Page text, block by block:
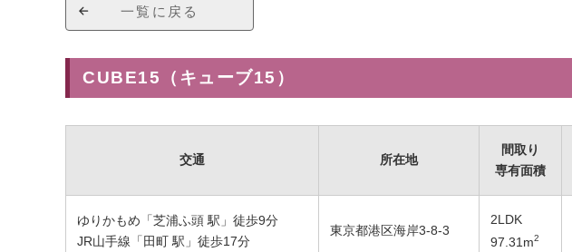
一覧に戻る
CUBE15（キューブ15）
交通 所在地
間取り
専有面積
ゆりかもめ「芝浦ふ頭 駅」徒歩9分
JR山手線「田町 駅」徒歩17分
東京都港区海岸3-8-3
2LDK
97.31 m2